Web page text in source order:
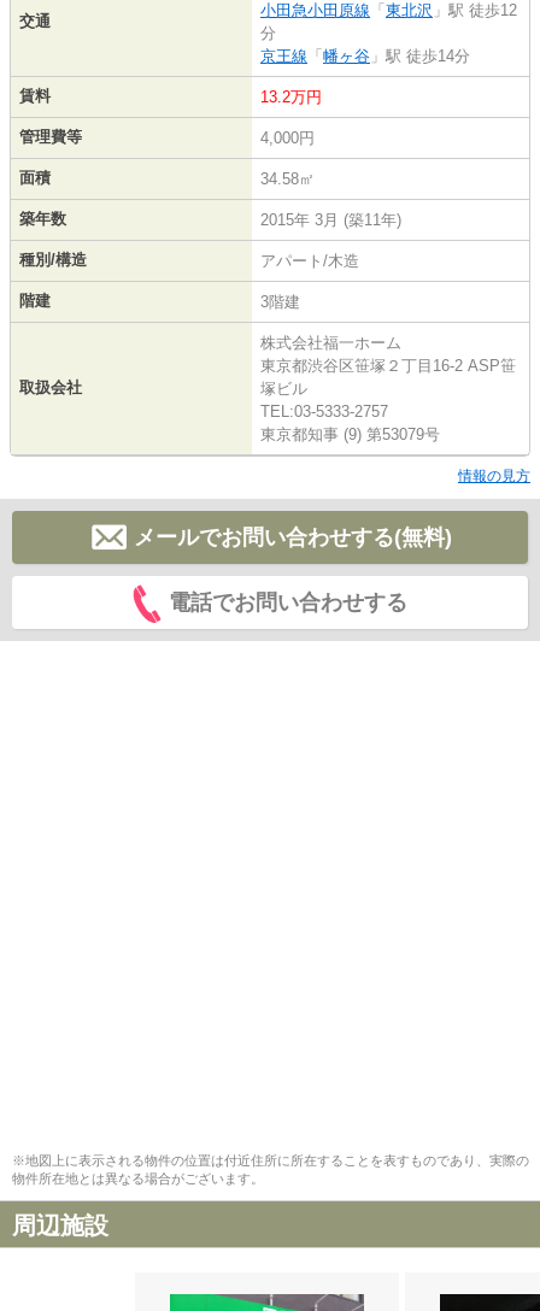
交通
小田急小田原線 「 東北沢 」駅 徒歩12
分
京王線 「 幡ヶ谷 」駅 徒歩14分
賃料 13.2万円
管理費等 4,000円
面積 34.58㎡
築年数 2015年 3月 (築11年)
種別/構造 アパート/木造
階建 3階建
取扱会社
株式会社福一ホーム
東京都渋谷区笹塚２丁目16-2 ASP笹
塚ビル
TEL:03-5333-2757
東京都知事 (9) 第53079号
情報の見方
メールでお問い合わせする(無料)
電話でお問い合わせする
※地図上に表示される物件の位置は付近住所に所在することを表すものであり、実際の
物件所在地とは異なる場合がございます。
周辺施設